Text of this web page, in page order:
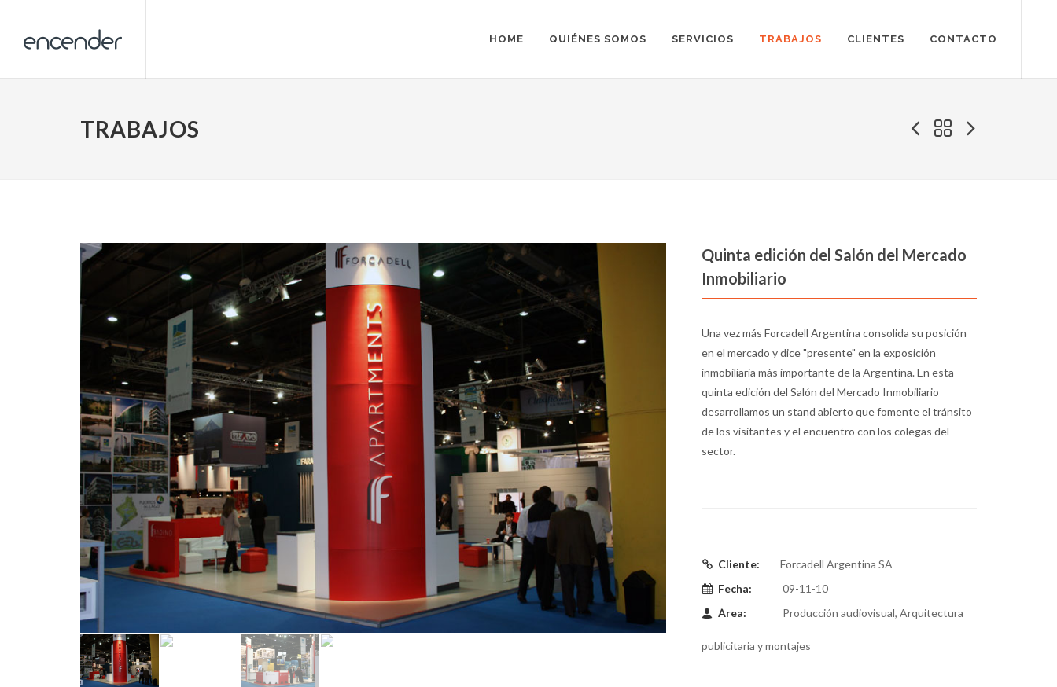
HOME QUIÉNES SOMOS SERVICIOS TRABAJOS CLIENTES CONTACTO
TRABAJOS
Quinta edición del Salón del Mercado
Inmobiliario
Una vez más Forcadell Argentina consolida su posición
en el mercado y dice "presente" en la exposición
inmobiliaria más importante de la Argentina. En esta
quinta edición del Salón del Mercado Inmobiliario
desarrollamos un stand abierto que fomente el tránsito
de los visitantes y el encuentro con los colegas del
sector.
Cliente:
Forcadell Argentina SA
Fecha:
09-11-10
Área:
Producción audiovisual, Arquitectura
publicitaria y montajes